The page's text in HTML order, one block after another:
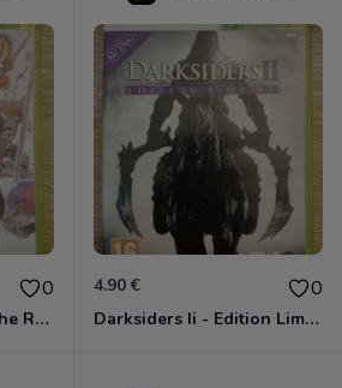
0
Dead Rising 2 - Off The Record Xbox 360
4.90 € 0
Darksiders Ii - Edition Limitée Xbox 360